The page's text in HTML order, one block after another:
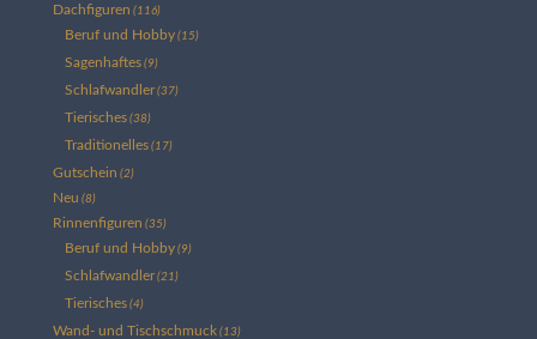
Dachfiguren (116)
Beruf und Hobby (15)
Sagenhaftes (9)
Schlafwandler (37)
Tierisches (38)
Traditionelles (17)
Gutschein (2)
Neu (8)
Rinnenfiguren (35)
Beruf und Hobby (9)
Schlafwandler (21)
Tierisches (4)
Wand- und Tischschmuck (13)